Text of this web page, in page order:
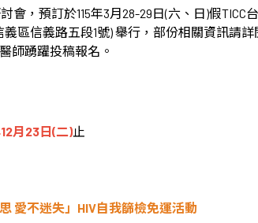
會，預訂於115年3月 28-29日(六、日)假TICC
義區信義路五段1號)舉行，部份相關資訊請詳
師踴躍投稿報名。
12月 23 日 (二)止
愛不迷失」 HIV自我篩檢免運活動